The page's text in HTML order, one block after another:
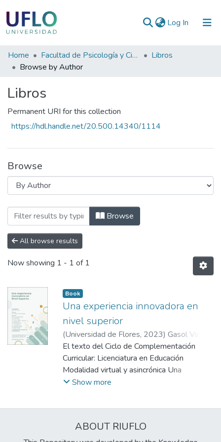
Log In (current)
Communities
&
All of RIUFLO
Home Facultad de Psicología y Ciencias Sociales
Libros
Browse by Author
Libros
Permanent URI for this collection
https://hdl.handle.net/20.500.14340/1114
Browse
Browsing Libros by Author "Bacchetta,
Browse
All browse results
Now showing 1 - 1 of 1
Book
Una experiencia innovadora en
nivel superior
(Universidad de Flores, 2023) Gasol Varela,
Alicia;Elgier, Ángel Manuel;Roma, María
Cecilia;Mascarini, Claudia Alejandra;
Débora;Pérez Ríos, Diego;Céspedes, Eva
Bacchetta, Julieta
El texto del Ciclo de Complementación
Curricular: Licenciatura en Educación
Modalidad virtual y asincrónica Una
experiencia innovadora en Nivel Superior,
transformar el aula con todas sus
Show more
ABOUT RIUFLO